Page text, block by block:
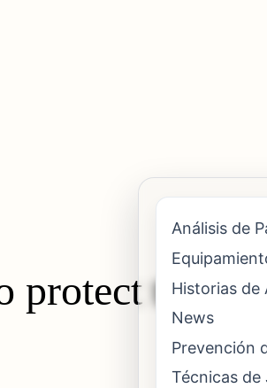
protect the
Análisis de
Historias de
News
Prevención
Técnicas de